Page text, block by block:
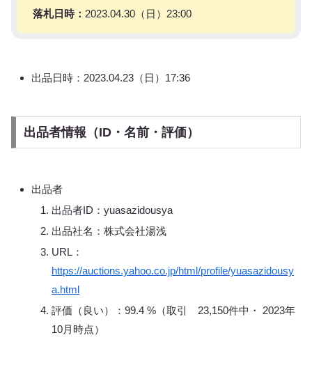
落札日時： 2023.04.30（日）23:00
出品日時：2023.04.23（日）17:36
出品者情報（ID・名前・評価）
出品者
出品者ID：yuasazidousya
出品社名：株式会社湯浅
URL：
https://auctions.yahoo.co.jp/html/profile/yuasazidousy
a.html
評価（良い）：99.4 %（取引 23,150件中・ 2023年
10月時点）